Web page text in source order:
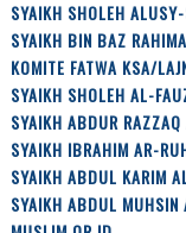
SYAIKH SHOLEH
SYAIKH BIN BAZ
KOMITE FATWA KSA/
SYAIKH SHOLEH AL-
SYAIKH ABDUR
SYAIKH IBRAHIM AR-
SYAIKH ABDUL KARIM
SYAIKH ABDUL